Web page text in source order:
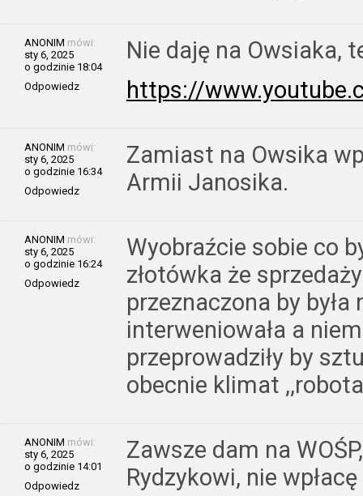
ANONIM mówi:
sty 6, 2025
o godzinie 18:04
Odpowiedz
Nie daję na Owsiaka,
https://
ANONIM mówi:
sty 6, 2025
o godzinie 16:34
Odpowiedz
Zamiast na Owsika
Armii Janosika.
ANONIM mówi:
sty 6, 2025
o godzinie 16:24
Odpowiedz
Wyobraźcie sobie co
złotówka że
przeznaczona by była
interweniowała a
przeprowadziły by
obecnie klimat
ANONIM mówi:
sty 6, 2025
o godzinie 14:01
Odpowiedz
Zawsze dam na
Rydzykowi, nie